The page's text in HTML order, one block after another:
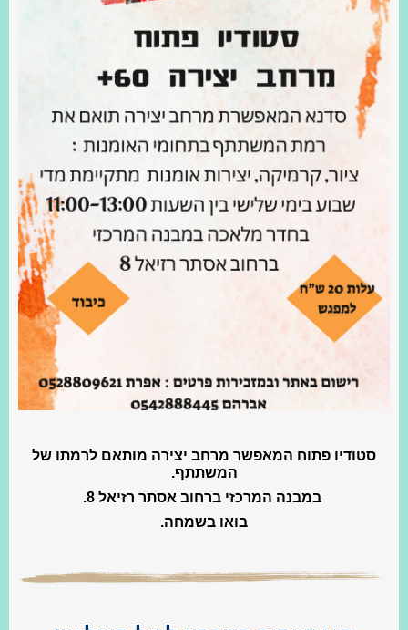
סטודיו פתוח המאפשר מרחב יצירה מותאם לרמתו של
המשתתף.
במבנה המרכזי ברחוב אסתר רזיאל 8.
בואו בשמחה.